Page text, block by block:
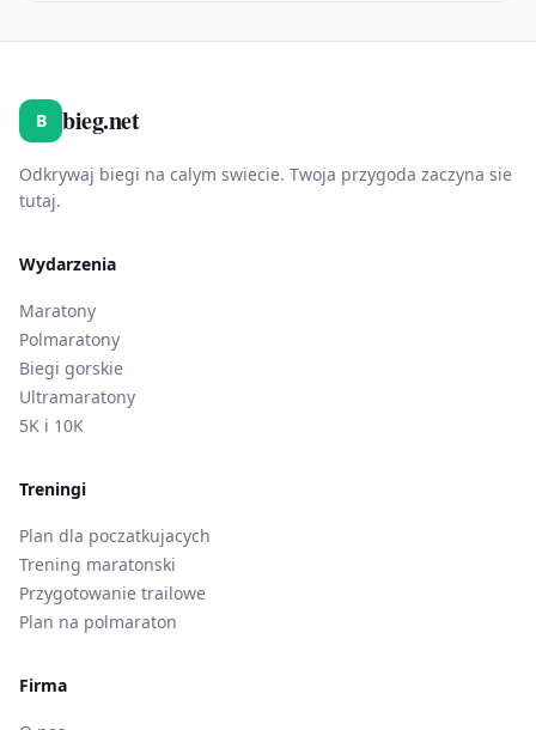
B bieg.net
Odkrywaj biegi na calym swiecie. Twoja przygoda zaczyna sie
tutaj.
Wydarzenia
Maratony
Polmaratony
Biegi gorskie
Ultramaratony
5K i 10K
Treningi
Plan dla poczatkujacych
Trening maratonski
Przygotowanie trailowe
Plan na polmaraton
Firma